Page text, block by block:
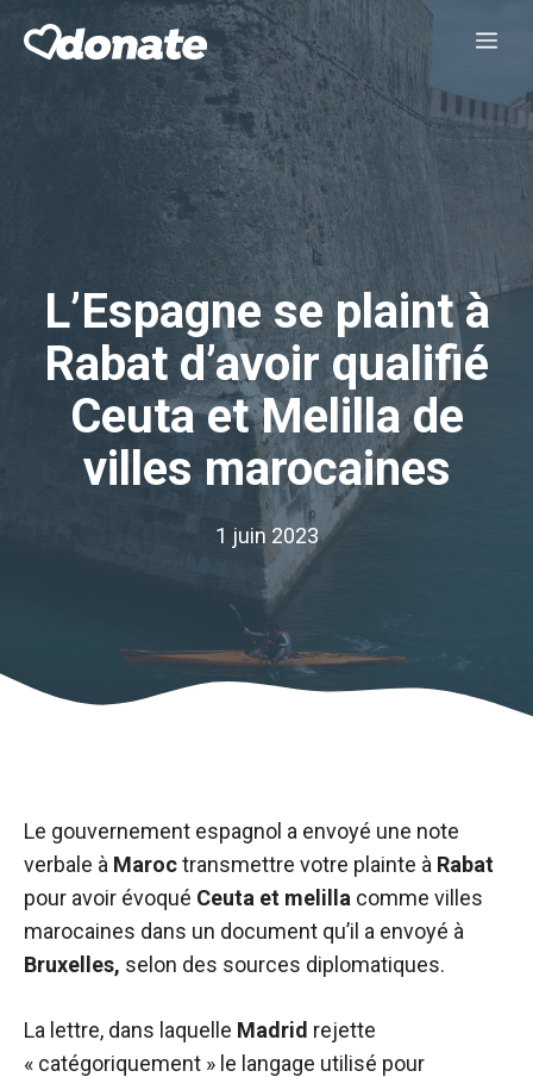
L’Espagne se plaint à
Rabat d’avoir qualifié
Ceuta et Melilla de
villes marocaines
1 juin 2023
Le gouvernement espagnol a envoyé une note
verbale à Maroctransmettre votre plainte à Rabat
pour avoir évoqué Ceuta et melilla comme villes
marocaines dans un document qu’il a envoyé à
Bruxelles, selon des sources diplomatiques.
La lettre, dans laquelle Madrid rejette
« catégoriquement » le langage utilisé pour